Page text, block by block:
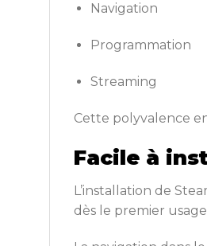
Navigation
Programmation
Streaming
Cette polyvalence
Facile à
L’installation de
dès le premier